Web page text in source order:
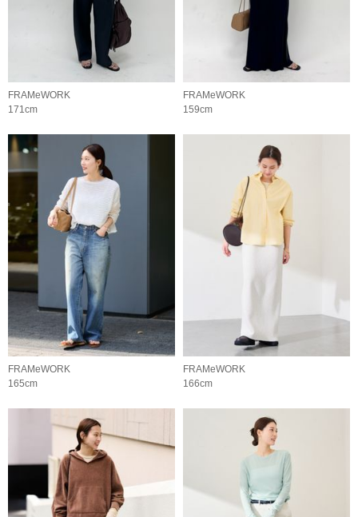
FRAMeWORK
171cm
FRAMeWORK
159cm
FRAMeWORK
165cm
FRAMeWORK
166cm